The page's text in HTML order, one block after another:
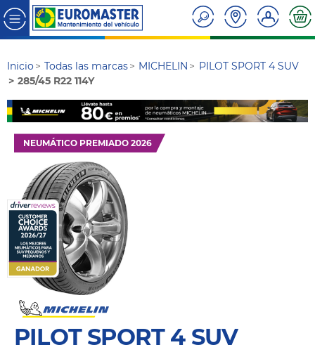
Inicio Todas las marcas MICHELIN
PILOT SPORT 4 SUV
285/45 R22 114Y
NEUMÁTICO PREMIADO 2026
PILOT SPORT 4 SUV